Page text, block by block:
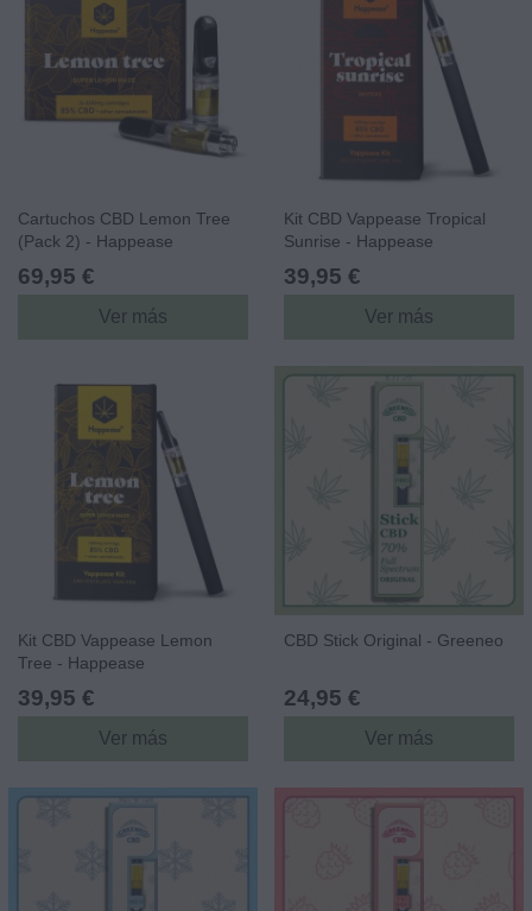
Cartuchos CBD Lemon Tree
(Pack 2) - Happease
69,95 €
Ver más
Kit CBD Vappease Tropical
Sunrise - Happease
39,95 €
Ver más
Kit CBD Vappease Lemon
Tree - Happease
39,95 €
Ver más
CBD Stick Original - Greeneo
24,95 €
Ver más